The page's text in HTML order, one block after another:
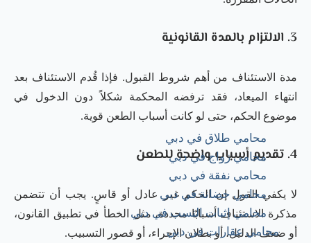
محامي طلاق في دبي
محامي زواج في دبي
محامي نفقة في دبي
محامي حضانة في دبي
محامي إثبات النسب في دبي
محامي عقارات في دبي
3. الالتزام بالمدة القانونية
مدة الاستئناف من أهم شروط القبول. فإذا قُدم الاستئناف بعد
انتهاء الميعاد، فقد ترفضه المحكمة شكلاً دون الدخول في
موضوع الحكم، حتى لو كانت أسباب الطعن قوية.
4. تقديم أسباب واضحة للطعن
لا يكفي القول إن الحكم غير عادل أو قاسٍ. يجب أن تتضمن
مذكرة الاستئناف أسبابًا محددة، مثل الخطأ في تطبيق القانون،
أو ضعف الدليل، أو بطلان الإجراء، أو قصور التسبيب.